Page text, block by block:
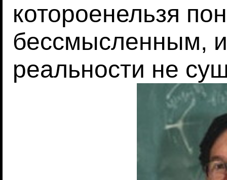
котороенельзя
бессмысленным,
реальности не